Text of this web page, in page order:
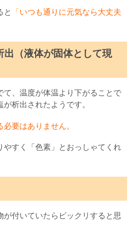
と 「 いつも通りに元気なら大丈夫
出（液体が固体として現
て、温度が体温より下がることで
析出されたようです。
要はありません。
やすく「色素」とおっしゃてくれ
が付いていたらビックリすると思